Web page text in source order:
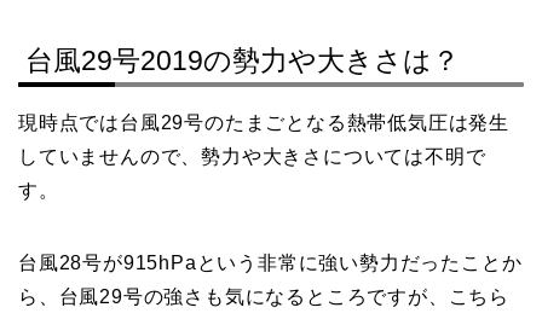
台風29号2019の勢力や大きさは？
現時点では台風29号のたまごとなる熱帯低気圧は発生
していませんので、勢力や大きさについては不明で
す。
台風28号が915hPaという非常に強い勢力だったことか
ら、台風29号の強さも気になるところですが、こちら